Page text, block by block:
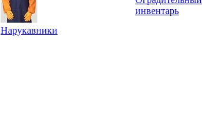
Нарукавники
инвентарь